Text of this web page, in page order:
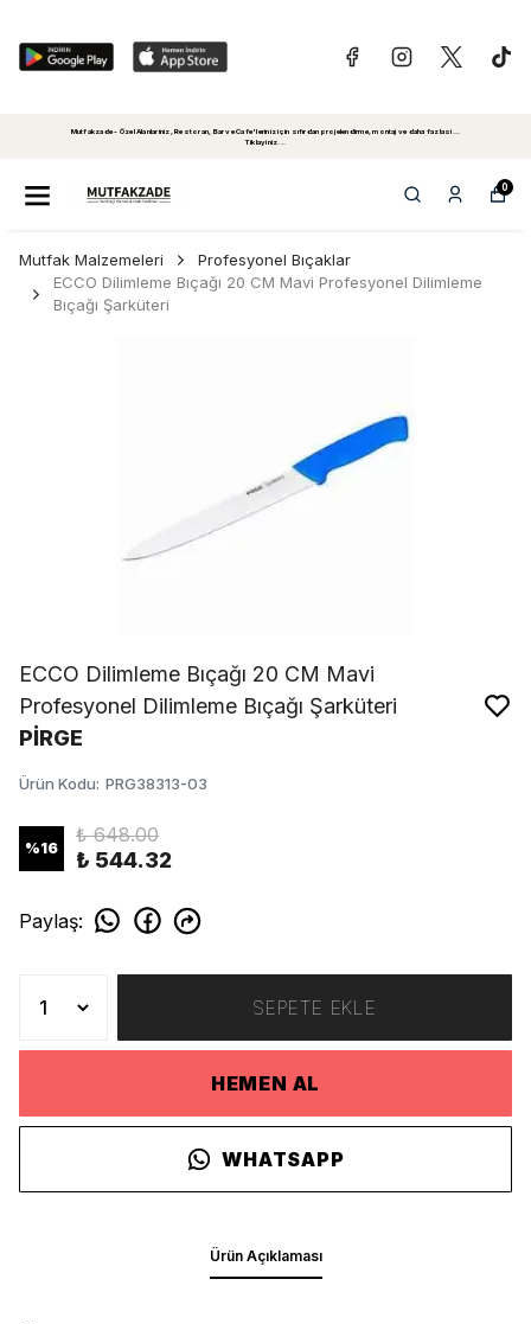
Mutfakzade - Özel Alanlariniz, Restoran, Bar ve Cafe'leriniz için sıfırdan projelendirme, montaj ve daha fazlasi...
Tiklayiniz...
0
Mutfak Malzemeleri
Profesyonel Bıçaklar
ECCO Dilimleme Bıçağı 20 CM Mavi Profesyonel Dilimleme
Bıçağı Şarküteri
ECCO Dilimleme Bıçağı 20 CM Mavi
Profesyonel Dilimleme Bıçağı Şarküteri
PİRGE
Ürün Kodu: PRG38313-03
%16
₺ 648.00
₺ 544.32
Paylaş:
SEPETE EKLE
HEMEN AL
WHATSAPP
Ürün Açıklaması